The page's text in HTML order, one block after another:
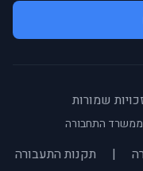
ממשרד התחבורה
| תקנות התעבורה